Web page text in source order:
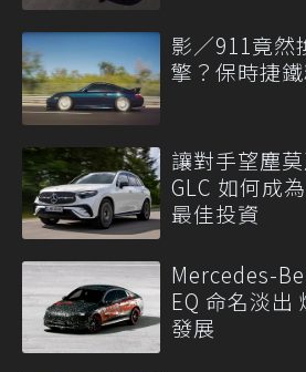
影／911竟然
擎？保時捷鐵
讓對手望塵
GLC 如何成
最佳投資
Mercedes-
EQ 命名淡出
發展